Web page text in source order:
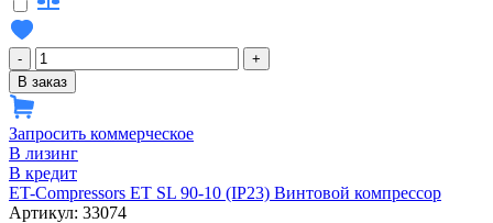
-
+
В заказ
Запросить коммерческое
В лизинг
В кредит
ET-Compressors ET SL 90-10 (IP23) Винтовой компрессор
Артикул: 33074